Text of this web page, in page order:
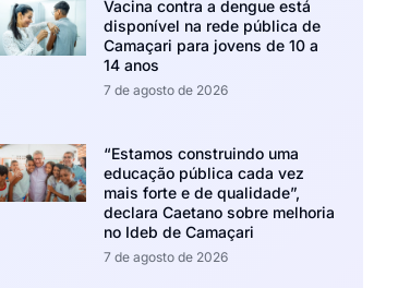
Vacina contra a dengue está
disponível na rede pública de
Camaçari para jovens de 10 a
14 anos
7 de agosto de 2026
“Estamos construindo uma
educação pública cada vez
mais forte e de qualidade”,
declara Caetano sobre melhoria
no Ideb de Camaçari
7 de agosto de 2026